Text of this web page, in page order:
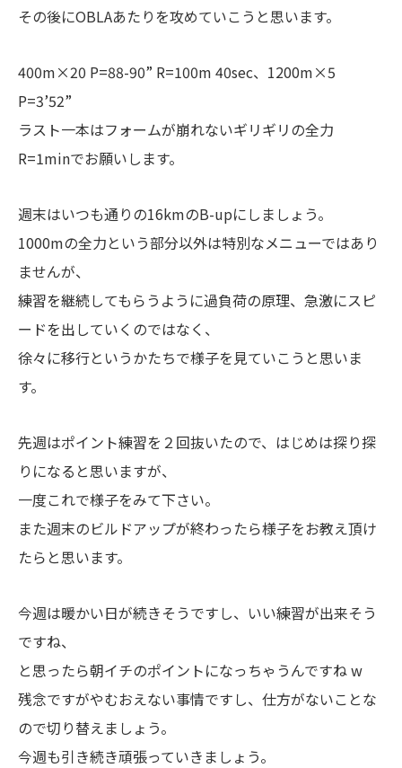
その後にOBLAあたりを攻めていこうと思います。
400m×20 P=88-90” R=100m 40sec、1200m×5
P=3’52”
ラスト一本はフォームが崩れないギリギリの全力
R=1minでお願いします。
週末はいつも通りの16kmのB-upにしましょう。
1000mの全力という部分以外は特別なメニューではあり
ませんが、
練習を継続してもらうように過負荷の原理、急激にスピ
ードを出していくのではなく、
徐々に移行というかたちで様子を見ていこうと思いま
す。
先週はポイント練習を２回抜いたので、はじめは探り探
りになると思いますが、
一度これで様子をみて下さい。
また週末のビルドアップが終わったら様子をお教え頂け
たらと思います。
今週は暖かい日が続きそうですし、いい練習が出来そう
ですね、
と思ったら朝イチのポイントになっちゃうんですね w
残念ですがやむおえない事情ですし、仕方がないことな
ので切り替えましょう。
今週も引き続き頑張っていきましょう。